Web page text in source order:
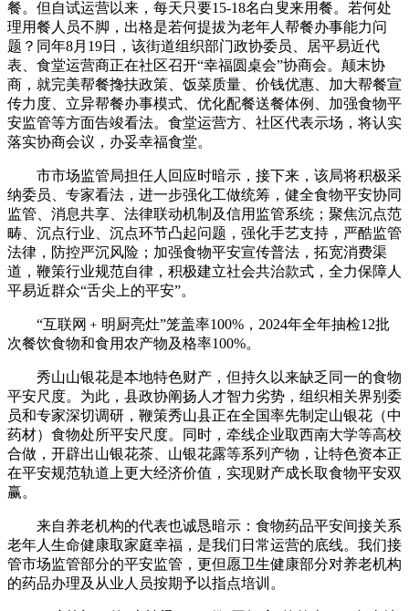
餐。但自试运营以来，每天只要15-18名白叟来用餐。若何处
理用餐人员不脚，出格是若何提拔为老年人帮餐办事能力问
题？同年8月19日，该街道组织部门政协委员、居平易近代
表、食堂运营商正在社区召开“幸福圆桌会”协商会。颠末协
商，就完美帮餐搀扶政策、饭菜质量、价钱优惠、加大帮餐宣
传力度、立异帮餐办事模式、优化配餐送餐体例、加强食物平
安监管等方面告竣看法。食堂运营方、社区代表示场，将认实
落实协商会议，办妥幸福食堂。
市市场监管局担任人回应时暗示，接下来，该局将积极采
纳委员、专家看法，进一步强化工做统筹，健全食物平安协同
监管、消息共享、法律联动机制及信用监管系统；聚焦沉点范
畴、沉点行业、沉点环节凸起问题，强化手艺支持，严酷监管
法律，防控严沉风险；加强食物平安宣传普法，拓宽消费渠
道，鞭策行业规范自律，积极建立社会共治款式，全力保障人
平易近群众“舌尖上的平安”。
“互联网﹢明厨亮灶”笼盖率100%，2024年全年抽检12批
次餐饮食物和食用农产物及格率100%。
秀山山银花是本地特色财产，但持久以来缺乏同一的食物
平安尺度。为此，县政协阐扬人才智力劣势，组织相关界别委
员和专家深切调研，鞭策秀山县正在全国率先制定山银花（中
药材）食物处所平安尺度。同时，牵线企业取西南大学等高校
合做，开辟出山银花茶、山银花露等系列产物，让特色资本正
在平安规范轨道上更大经济价值，实现财产成长取食物平安双
赢。
来自养老机构的代表也诚恳暗示：食物药品平安间接关系
老年人生命健康取家庭幸福，是我们日常运营的底线。我们接
管市场监管部分的平安监管，更但愿卫生健康部分对养老机构
的药品办理及从业人员按期予以指点培训。